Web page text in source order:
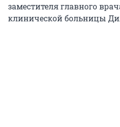
заместителя главного
клинической больницы